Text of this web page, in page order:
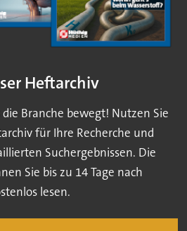
Heftarchiv
Branche bewegt! Nutzen Sie
für Ihre Recherche und
Suchergebnissen. Die
Sie bis zu 14 Tage nach
lesen.